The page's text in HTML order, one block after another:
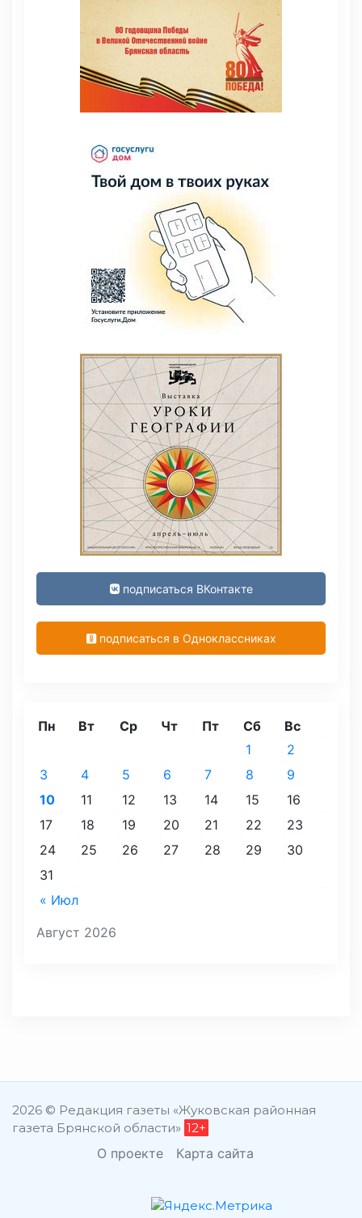
подписаться ВКонтакте
подписаться в Одноклассниках
Август 2026
Пн Вт Ср Чт Пт Сб Вс
« Июл
1
2
3
4 5 6 7 8
9
10
11 12 13 14 15
16
17
18 19 20 21 22
23
24
25 26 27 28 29
30
31
2026 © Редакция газеты «Жуковская районная
газета Брянской области» 12+
О проекте Карта сайта